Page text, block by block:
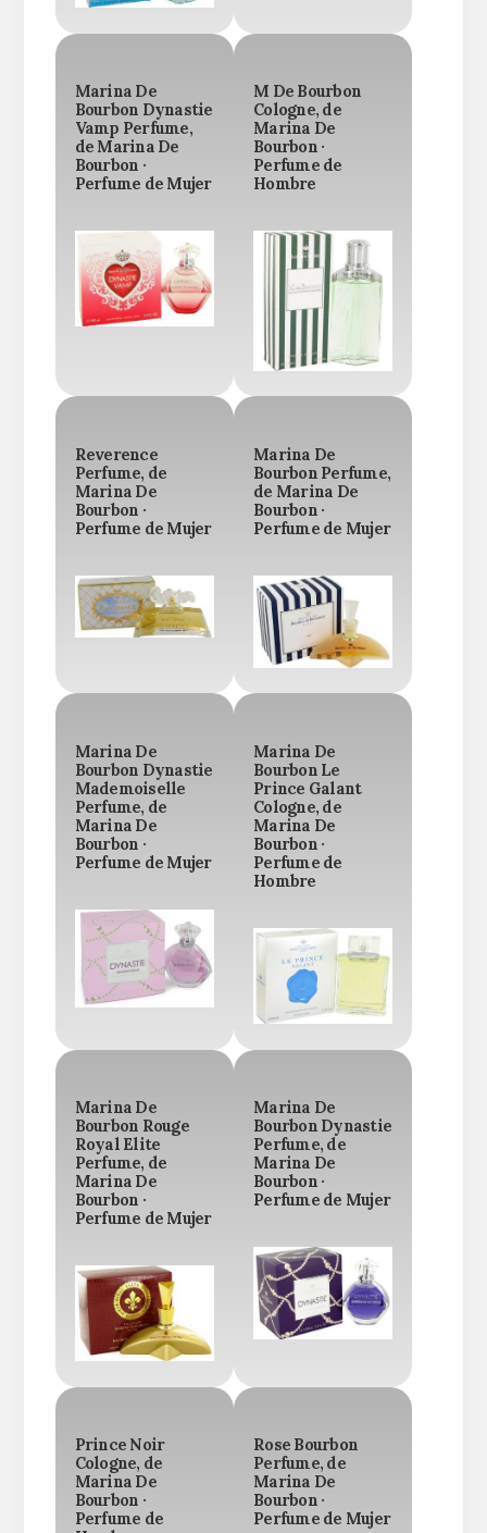
Marina De
Bourbon Dynastie
Vamp Perfume,
de Marina De
Bourbon ·
Perfume de Mujer
M De Bourbon
Cologne, de
Marina De
Bourbon ·
Perfume de
Hombre
Reverence
Perfume, de
Marina De
Bourbon ·
Perfume de Mujer
Marina De
Bourbon Perfume,
de Marina De
Bourbon ·
Perfume de Mujer
Marina De
Bourbon Dynastie
Mademoiselle
Perfume, de
Marina De
Bourbon ·
Perfume de Mujer
Marina De
Bourbon Le
Prince Galant
Cologne, de
Marina De
Bourbon ·
Perfume de
Hombre
Marina De
Bourbon Rouge
Royal Elite
Perfume, de
Marina De
Bourbon ·
Perfume de Mujer
Marina De
Bourbon Dynastie
Perfume, de
Marina De
Bourbon ·
Perfume de Mujer
Prince Noir
Cologne, de
Marina De
Bourbon ·
Perfume de
Rose Bourbon
Perfume, de
Marina De
Bourbon ·
Perfume de Mujer